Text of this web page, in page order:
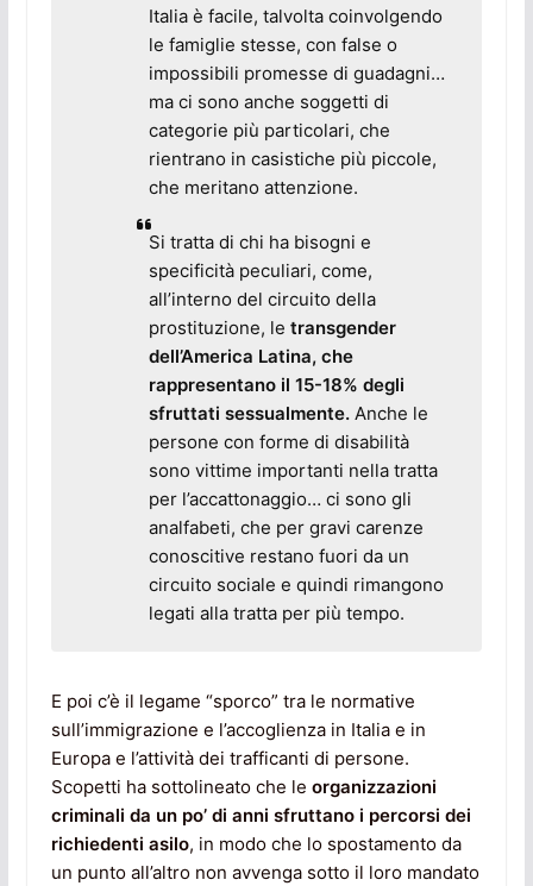
Italia è facile, talvolta coinvolgendo
le famiglie stesse, con false o
impossibili promesse di guadagni…
ma ci sono anche soggetti di
categorie più particolari, che
rientrano in casistiche più piccole,
che meritano attenzione.
Si tratta di chi ha bisogni e
specificità peculiari, come,
all’interno del circuito della
prostituzione, le transgender
dell’America Latina, che
rappresentano il 15-18% degli
sfruttati sessualmente.Anche le
persone con forme di disabilità
sono vittime importanti nella tratta
per l’accattonaggio… ci sono gli
analfabeti, che per gravi carenze
conoscitive restano fuori da un
circuito sociale e quindi rimangono
legati alla tratta per più tempo.
E poi c’è il legame “sporco” tra le normative
sull’immigrazione e l’accoglienza in Italia e in
Europa e l’attività dei trafficanti di persone.
Scopetti ha sottolineato che le organizzazioni
criminali da un po’ di anni sfruttano i percorsi dei
richiedenti asilo, in modo che lo spostamento da
un punto all’altro non avvenga sotto il loro mandato